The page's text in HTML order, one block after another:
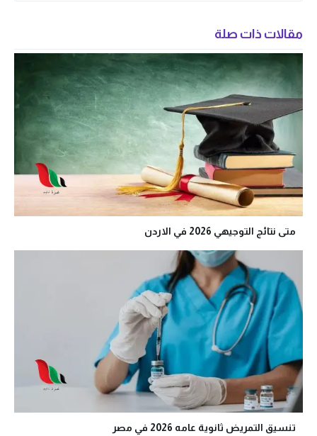
مقالات ذات صلة
متى نتائج التوجيهي 2026 في الاردن
تنسيق التمريض ثانوية عامه 2026 في مصر